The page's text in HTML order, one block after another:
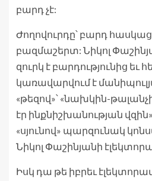
բարդ չէ:
Ժողովուրդը՝ բարդ
բազմաշերտ: Նիկոլ
զուրկ է բարդությունից եւ
կառավարվում է
«թեզով»՝ «նախկին-
էր ինքնիշխանության
«սյունով» պարզունակ
Նիկոլ Փաշինյանի
Իսկ դա թե իբրեւ